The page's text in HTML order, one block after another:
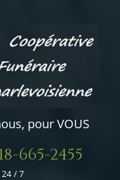
pour VOUS
665-2455
/ 7